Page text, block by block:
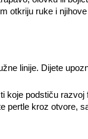
otkriju ruke i
linije. Dijete
koje podstiču
pertle kroz otvore,